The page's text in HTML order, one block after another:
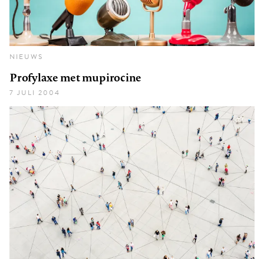
NIEUWS
Profylaxe met mupirocine
7 JULI 2004